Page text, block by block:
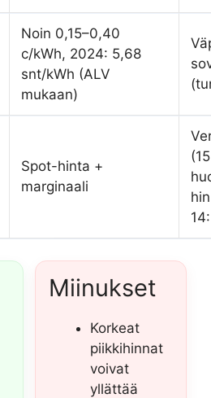
Noin 0,15–0,40
c/kWh, 2024: 5,68
snt/kWh (ALV
mukaan)
Spot-hinta +
marginaali
Miinukset
Korkeat
piikkihinnat
voivat
yllättää